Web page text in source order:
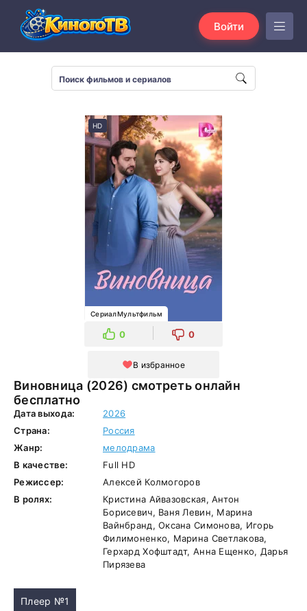
Войти
Виновница (2026) смотреть онлайн
бесплатно
HD
СериалМультфильм
0 0
В избранное
Дата выхода:
2026
Страна:
Россия
Жанр:
мелодрама
В качестве:
Full HD
Режиссер:
Алексей Колмогоров
В ролях:
Кристина Айвазовская, Антон
Борисевич, Ваня Левин, Марина
Вайнбранд, Оксана Симонова, Игорь
Филимоненко, Марина Светлакова,
Герхард Хофштадт, Анна Ещенко, Дарья
Пирязева
Плеер №1